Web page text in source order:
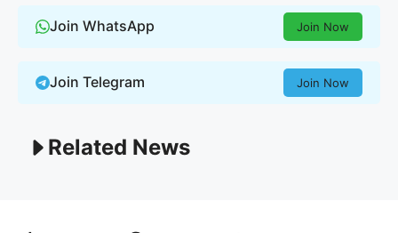
Join WhatsApp Join Now
Join Telegram Join Now
Related News